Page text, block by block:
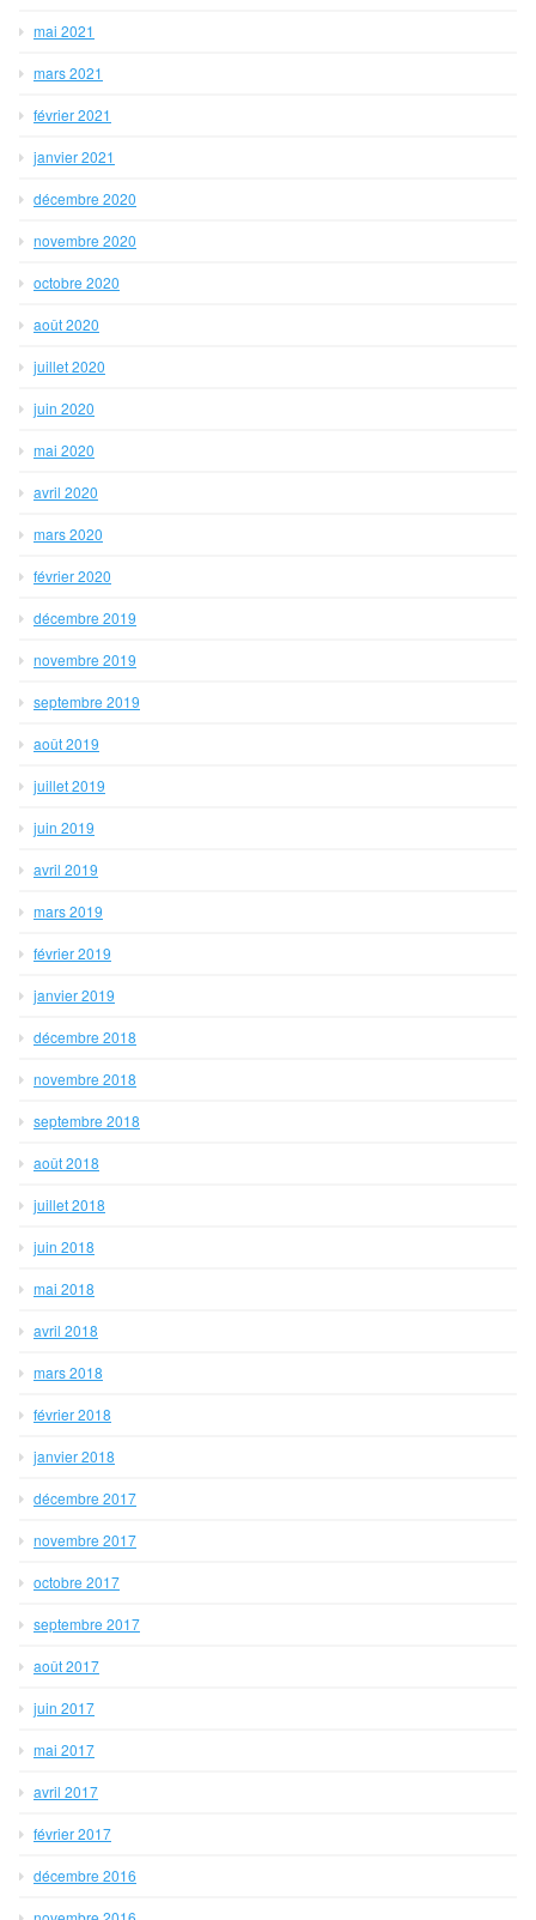
mai 2021
mars 2021
février 2021
janvier 2021
décembre 2020
novembre 2020
octobre 2020
août 2020
juillet 2020
juin 2020
mai 2020
avril 2020
mars 2020
février 2020
décembre 2019
novembre 2019
septembre 2019
août 2019
juillet 2019
juin 2019
avril 2019
mars 2019
février 2019
janvier 2019
décembre 2018
novembre 2018
septembre 2018
août 2018
juillet 2018
juin 2018
mai 2018
avril 2018
mars 2018
février 2018
janvier 2018
décembre 2017
novembre 2017
octobre 2017
septembre 2017
août 2017
juin 2017
mai 2017
avril 2017
février 2017
décembre 2016